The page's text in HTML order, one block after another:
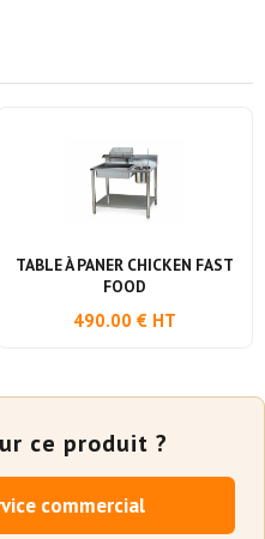
TABLE À PANER CHICKEN FAST
FOOD
490.00 € HT
ce produit ?
commercial